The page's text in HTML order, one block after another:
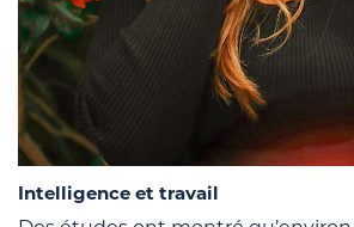
Intelligence et travail